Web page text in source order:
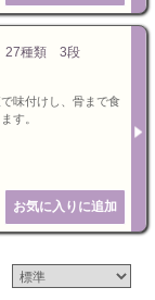
27種類 3段
味付けし、骨まで食
す。